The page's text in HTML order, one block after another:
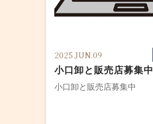
2025.JUN.09
小口卸と販売店募集中
小口卸と販売店募集中